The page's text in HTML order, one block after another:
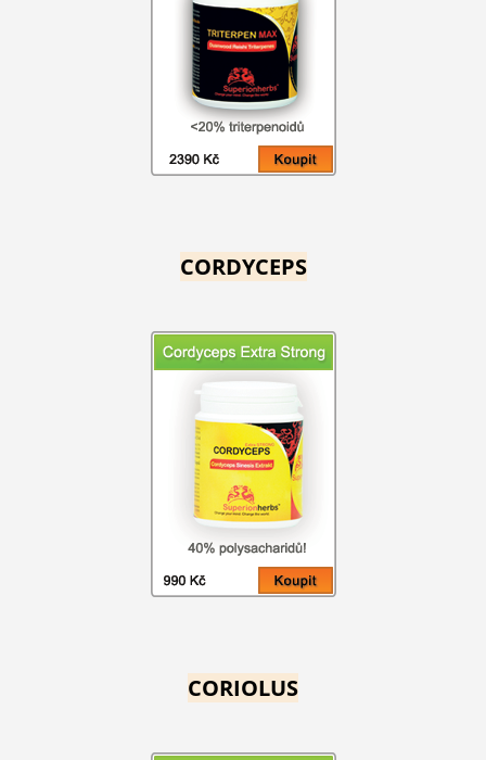
CORDYCEPS
CORIOLUS